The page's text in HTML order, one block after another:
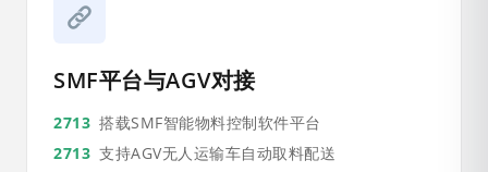
SMF平台与AGV对接
搭载SMF智能物料控制软件平台
支持AGV无人运输车自动取料配送